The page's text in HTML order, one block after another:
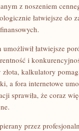
z noszeniem
łatwiejsze do
łatwiejsze
i
kalkulatory
a fora internetowe
sprawiła, że coraz
przez